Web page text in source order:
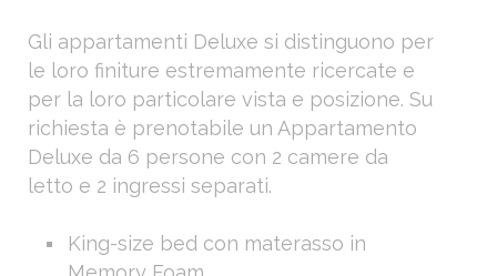
Gli appartamenti Deluxe si distinguono per
le loro finiture estremamente ricercate e
per la loro particolare vista e posizione. Su
richiesta è prenotabile un Appartamento
Deluxe da 6 persone con 2 camere da
letto e 2 ingressi separati.
King-size bed con materasso in